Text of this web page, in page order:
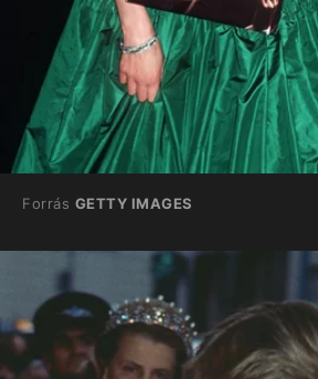
Forrás GETTY IMAGES